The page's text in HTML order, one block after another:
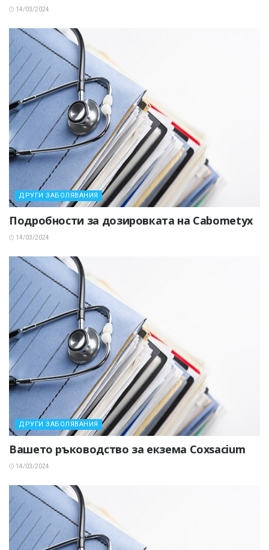
14/03/2024
ДРУГИ ЗАБОЛЯВАНИЯ
Подробности за дозировката на Cabometyx
14/03/2024
ДРУГИ ЗАБОЛЯВАНИЯ
Вашето ръководство за екзема Coxsacium
14/03/2024